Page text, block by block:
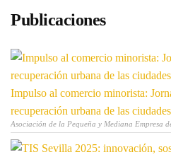
Publicaciones
Impulso al comercio minorista:
recuperación urbana de las ciudades
Asociación de la Pequeña y Mediana Empresa